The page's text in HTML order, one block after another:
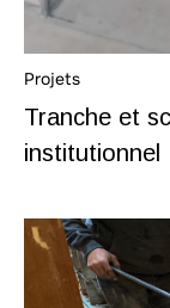
Projets
Tranche et
institutionnel